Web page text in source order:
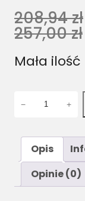
208,94zł
257,00zł
Mała ilość
0
− +
Opis
Opinie (0)